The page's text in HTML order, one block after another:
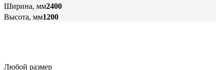
Ширина, мм2400
Высота, мм1200
Любой размер